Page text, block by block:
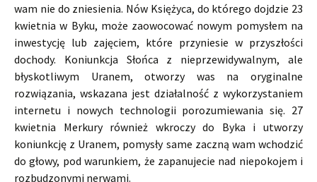
wam nie do zniesienia. Nów Księżyca, do którego dojdzie 23
kwietnia w Byku, może zaowocować nowym pomysłem na
inwestycję lub zajęciem, które przyniesie w przyszłości
dochody. Koniunkcja Słońca z nieprzewidywalnym, ale
błyskotliwym Uranem, otworzy was na oryginalne
rozwiązania, wskazana jest działalność z wykorzystaniem
internetu i nowych technologii porozumiewania się. 27
kwietnia Merkury również wkroczy do Byka i utworzy
koniunkcję z Uranem, pomysły same zaczną wam wchodzić
do głowy, pod warunkiem, że zapanujecie nad niepokojem i
rozbudzonymi nerwami.